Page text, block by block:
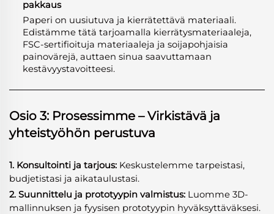
pakkaus
Paperi on uusiutuva ja kierrätettävä materiaali.
Edistämme tätä tarjoamalla kierrätysmateriaaleja,
FSC-sertifioituja materiaaleja ja soijapohjaisia
painovärejä, auttaen sinua saavuttamaan
kestävyystavoitteesi.
Osio 3: Prosessimme – Virkistävä ja
yhteistyöhön perustuva
1. Konsultointi ja tarjous: Keskustelemme tarpeistasi,
budjetistasi ja aikataulustasi.
2. Suunnittelu ja prototyypin valmistus: Luomme 3D-
mallinnuksen ja fyysisen prototyypin hyväksyttäväksesi.